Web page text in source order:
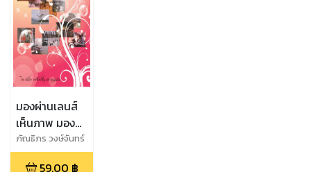
มองผ่านเลนส์
เห็นภาพ มอง
ผ่านภาพเห็นสิ่ง
ดีงาม
ภัณธิภร วงษ์จันทร์
เพ็ญ
59.00 ฿